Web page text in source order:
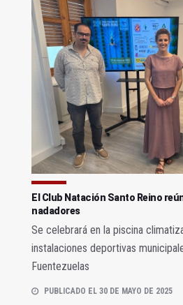
El Club Natación Santo Reino
nadadores
Se celebrará en la piscina
instalaciones deportivas
Fuentezuelas
PUBLICADO EL 30 DE MAYO DE 2025